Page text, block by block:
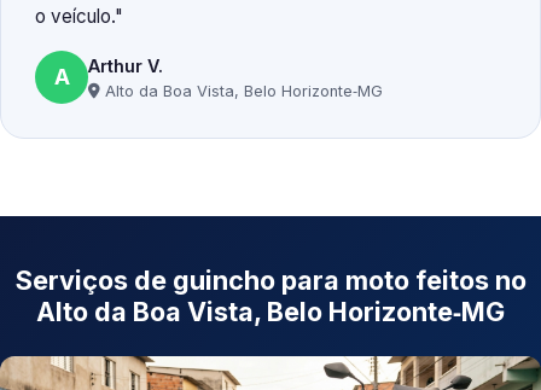
o veículo.
A Arthur V.
Alto da Boa Vista, Belo Horizonte‑MG
Serviços de guincho para moto feitos no
Alto da Boa Vista, Belo Horizonte‑MG